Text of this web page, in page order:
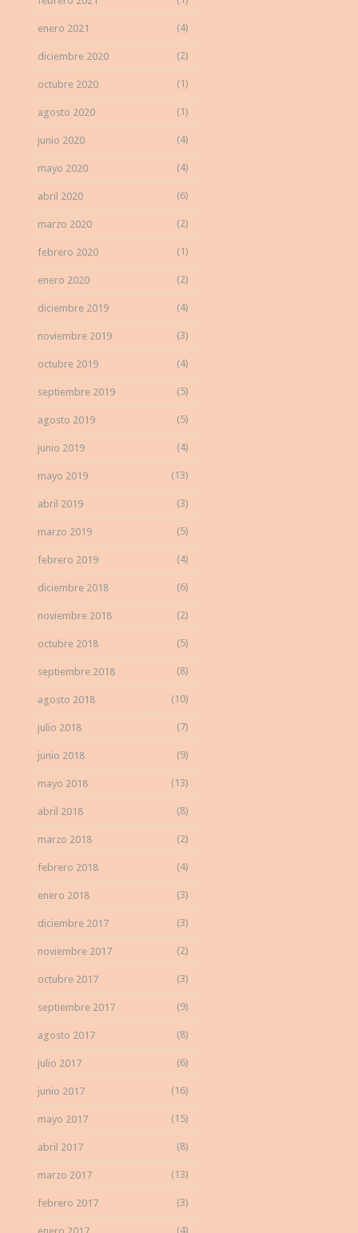
enero 2021 (4)
diciembre 2020 (2)
octubre 2020 (1)
agosto 2020 (1)
junio 2020 (4)
mayo 2020 (4)
abril 2020 (6)
marzo 2020 (2)
febrero 2020 (1)
enero 2020 (2)
diciembre 2019 (4)
noviembre 2019 (3)
octubre 2019 (4)
septiembre 2019 (5)
agosto 2019 (5)
junio 2019 (4)
mayo 2019 (13)
abril 2019 (3)
marzo 2019 (5)
febrero 2019 (4)
diciembre 2018 (6)
noviembre 2018 (2)
octubre 2018 (5)
septiembre 2018 (8)
agosto 2018 (10)
julio 2018 (7)
junio 2018 (9)
mayo 2018 (13)
abril 2018 (8)
marzo 2018 (2)
febrero 2018 (4)
enero 2018 (3)
diciembre 2017 (3)
noviembre 2017 (2)
octubre 2017 (3)
septiembre 2017 (9)
agosto 2017 (8)
julio 2017 (6)
junio 2017 (16)
mayo 2017 (15)
abril 2017 (8)
marzo 2017 (13)
febrero 2017 (3)
(4)